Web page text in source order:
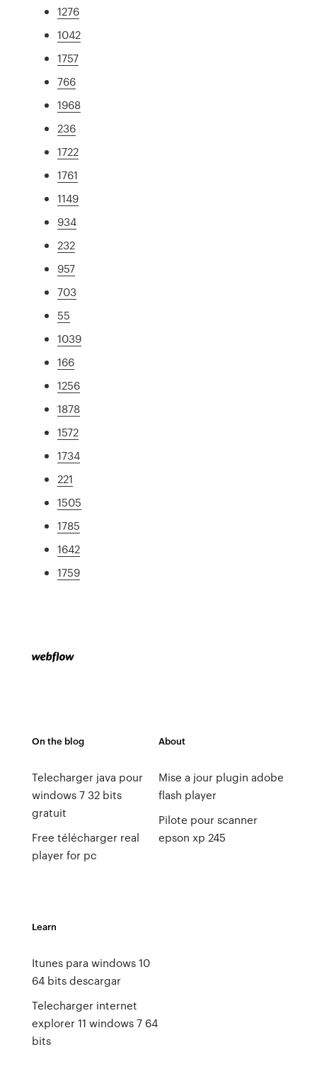
1276
1042
1757
766
1968
236
1722
1761
1149
934
232
957
703
55
1039
166
1256
1878
1572
1734
221
1505
1785
1642
1759
On the blog
Telecharger java pour
windows 7 32 bits
gratuit
Free télécharger real
player for pc
About
Mise a jour plugin adobe
flash player
Pilote pour scanner
epson xp 245
Learn
Itunes para windows 10
64 bits descargar
Telecharger internet
explorer 11 windows 7 64
bits